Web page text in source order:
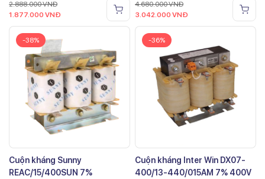
2.888.000VNĐ
1.877.000 VNĐ
4.680.000VNĐ
3.042.000 VNĐ
-38%
Cuộn kháng Sunny
REAC/15/400SUN 7%
-36%
Cuộn kháng Inter Win DX07-
400/13-440/015AM 7% 400V